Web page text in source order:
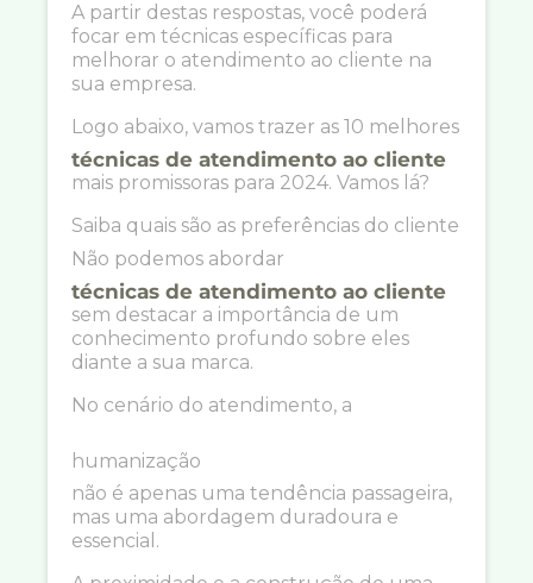
A partir destas respostas, você poderá
focar em técnicas específicas para
melhorar o atendimento ao cliente na
sua empresa.
Logo abaixo, vamos trazer as 10 melhores
técnicas de atendimento ao cliente
mais promissoras para 2024. Vamos lá?
Saiba quais são as preferências do cliente
Não podemos abordar
técnicas de atendimento ao cliente
sem destacar a importância de um
conhecimento profundo sobre eles
diante a sua marca.
No cenário do atendimento, a
humanização
não é apenas uma tendência passageira,
mas uma abordagem duradoura e
essencial.